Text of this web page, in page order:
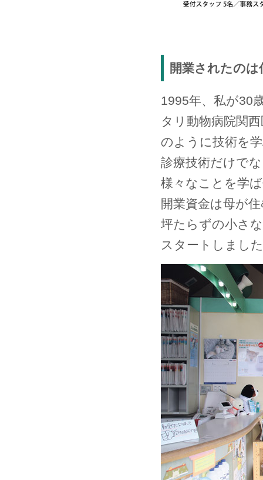
開業されたの
1995年、私が30
タリ動物病院関
のように技術を
診療技術だけで
様々なことを学
開業資金は母が
坪たらずの小さ
スタートしまし